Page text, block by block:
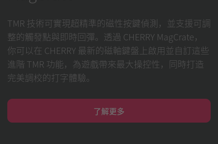
TMR 技術可實現超精準的磁性按鍵偵測，並支援可調
整的觸發點與即時回彈。透過 CHERRY MagCrate，
你可以在 CHERRY 最新的磁軸鍵盤上啟用並自訂這些
進階 TMR 功能，為遊戲帶來最大操控性，同時打造
完美調校的打字體驗。
了解更多